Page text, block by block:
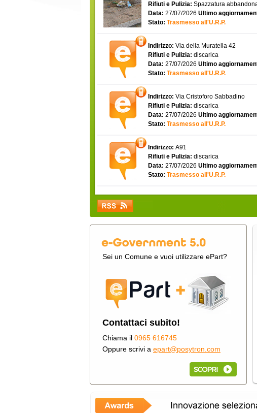
Rifiuti e Pulizia: Spazzatura
Data: 27/07/2026 Ultimo
Stato: Trasmesso all'U.R.P.
Indirizzo: Via della Muratella 42
Rifiuti e Pulizia: discarica
Data: 27/07/2026 Ultimo
Stato: Trasmesso all'U.R.P.
Indirizzo: Via Cristoforo Sabbadino
Rifiuti e Pulizia: discarica
Data: 27/07/2026 Ultimo
Stato: Trasmesso all'U.R.P.
Indirizzo: A91
Rifiuti e Pulizia: discarica
Data: 27/07/2026 Ultimo
Stato: Trasmesso all'U.R.P.
Sei un Comune e vuoi utilizzare ePart?
Contattaci subito!
Chiama il 0965 616745
Oppure scrivi a epart@posytron.com